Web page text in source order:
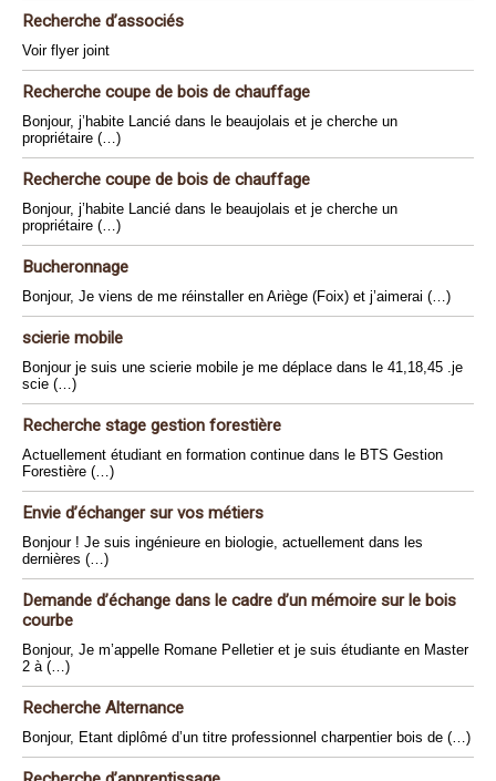
Recherche d’associés
Voir flyer joint
Recherche coupe de bois de chauffage
Bonjour, j’habite Lancié dans le beaujolais et je cherche un
propriétaire (…)
Recherche coupe de bois de chauffage
Bonjour, j’habite Lancié dans le beaujolais et je cherche un
propriétaire (…)
Bucheronnage
Bonjour, Je viens de me réinstaller en Ariège (Foix) et j’aimerai (…)
scierie mobile
Bonjour je suis une scierie mobile je me déplace dans le 41,18,45 .je
scie (…)
Recherche stage gestion forestière
Actuellement étudiant en formation continue dans le BTS Gestion
Forestière (…)
Envie d’échanger sur vos métiers
Bonjour ! Je suis ingénieure en biologie, actuellement dans les
dernières (…)
Demande d’échange dans le cadre d’un mémoire sur le bois
courbe
Bonjour, Je m’appelle Romane Pelletier et je suis étudiante en Master
2 à (…)
Recherche Alternance
Bonjour, Etant diplômé d’un titre professionnel charpentier bois de (…)